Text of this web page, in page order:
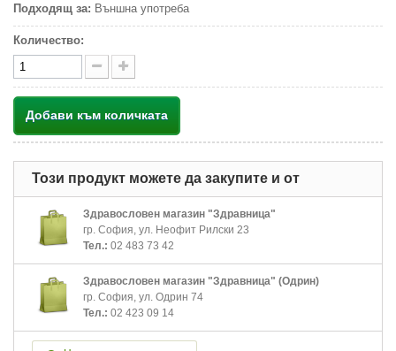
Подходящ за: Външна употреба
Количество:
Добави към количката
Този продукт можете да закупите и от
Здравословен магазин "Здравница"
гр. София, ул. Неофит Рилски 23
Тел.: 02 483 73 42
Здравословен магазин "Здравница" (Одрин)
гр. София, ул. Одрин 74
Тел.: 02 423 09 14